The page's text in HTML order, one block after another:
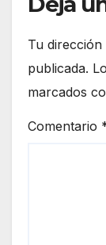
Tu
publicada.
marcados
Comentario